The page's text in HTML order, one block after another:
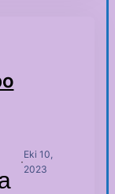
·
Eki 10,
2023